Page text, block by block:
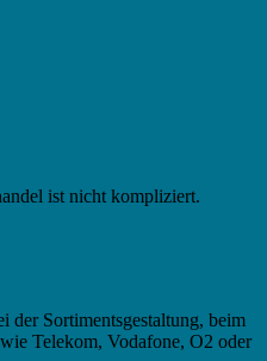
ist nicht kompliziert.
der Sortimentsgestaltung, beim
Telekom, Vodafone, O2 oder